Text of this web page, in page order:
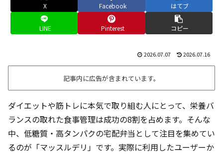
X Facebook はてブ
LINE Pinterest コピー
2026.07.07 2026.07.16
記事内に広告が含まれています。
ダイエットや筋トレに本気で取り組む人にとって、栄養バ
ランスの取れた食事管理は成功の8割を占めます。そんな
中、低糖質・高タンパクの宅配弁当として注目を集めてい
るのが「マッスルデリ」です。実際に利用したユーザーか